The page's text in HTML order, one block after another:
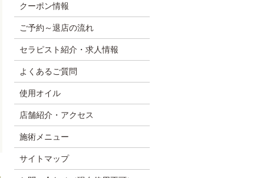
クーポン情報
ご予約～退店の流れ
セラピスト紹介・求人情報
よくあるご質問
使用オイル
店舗紹介・アクセス
施術メニュー
サイトマップ